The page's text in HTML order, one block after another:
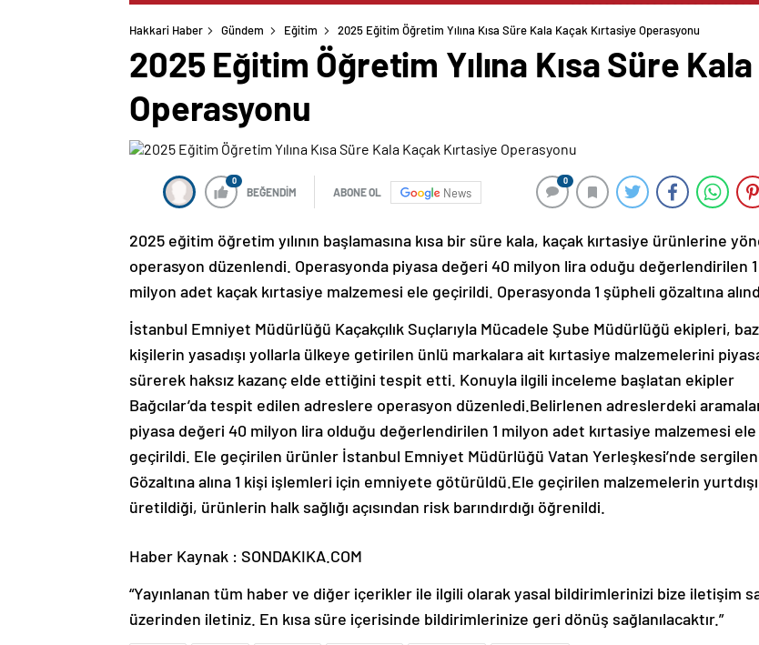
Hakkari Haber Gündem Eğitim 2025 Eğitim Öğretim Yılına Kısa Süre Kala Kaçak Kırtasiye Operasyonu
2025 Eğitim Öğretim Yılına Kısa Süre
Operasyonu
0
BEĞENDİM ABONE OL News
0
2025 eğitim öğretim yılının başlamasına kısa bir süre kala, kaçak kırtasiye ürünlerine
operasyon düzenlendi. Operasyonda piyasa değeri 40 milyon lira oduğu değerlendirilen 1
milyon adet kaçak kırtasiye malzemesi ele geçirildi. Operasyonda 1 şüpheli gözaltına
İstanbul Emniyet Müdürlüğü Kaçakçılık Suçlarıyla Mücadele Şube Müdürlüğü ekipleri,
kişilerin yasadışı yollarla ülkeye getirilen ünlü markalara ait kırtasiye malzemelerini
sürerek haksız kazanç elde ettiğini tespit etti. Konuyla ilgili inceleme başlatan ekipler
Bağcılar’da tespit edilen adreslere operasyon düzenledi.Belirlenen adreslerdeki
piyasa değeri 40 milyon lira olduğu değerlendirilen 1 milyon adet kırtasiye malzemesi ele
geçirildi. Ele geçirilen ürünler İstanbul Emniyet Müdürlüğü Vatan Yerleşkesi’nde
Gözaltına alına 1 kişi işlemleri için emniyete götürüldü.Ele geçirilen malzemelerin
üretildiği, ürünlerin halk sağlığı açısından risk barındırdığı öğrenildi.
Haber Kaynak : SONDAKIKA.COM
“Yayınlanan tüm haber ve diğer içerikler ile ilgili olarak yasal bildirimlerinizi bize iletişim
üzerinden iletiniz. En kısa süre içerisinde bildirimlerinize geri dönüş sağlanılacaktır.”